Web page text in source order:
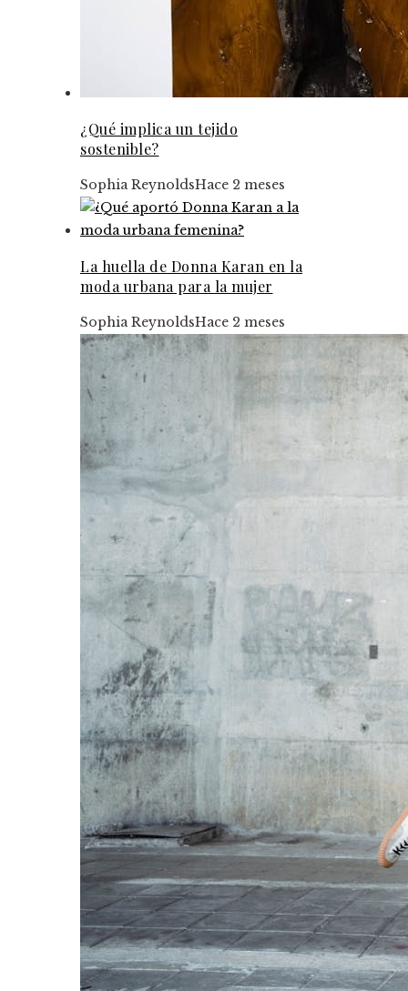
¿Qué implica un tejido
sostenible?
Sophia ReynoldsHace 2 meses
La huella de Donna Karan en la
moda urbana para la mujer
Sophia ReynoldsHace 2 meses